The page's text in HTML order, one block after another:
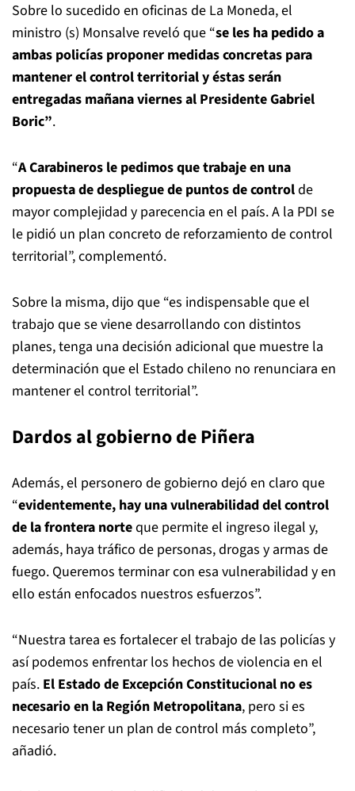
Sobre lo sucedido en oficinas de La Moneda, el
ministro (s) Monsalve reveló que “se les ha pedido a
ambas policías proponer medidas concretas para
mantener el control territorial y éstas serán
entregadas mañana viernes al Presidente Gabriel
Boric”.
“A Carabineros le pedimos que trabaje en una
propuesta de despliegue de puntos de controlde
mayor complejidad y parecencia en el país. A la PDI se
le pidió un plan concreto de reforzamiento de control
territorial”, complementó.
Sobre la misma, dijo que “es indispensable que el
trabajo que se viene desarrollando con distintos
planes, tenga una decisión adicional que muestre la
determinación que el Estado chileno no renunciara en
mantener el control territorial”.
Dardos al gobierno de Piñera
Además, el personero de gobierno dejó en claro que
“evidentemente, hay una vulnerabilidad del control
de la frontera norteque permite el ingreso ilegal y,
además, haya tráfico de personas, drogas y armas de
fuego. Queremos terminar con esa vulnerabilidad y en
ello están enfocados nuestros esfuerzos”.
“Nuestra tarea es fortalecer el trabajo de las policías y
así podemos enfrentar los hechos de violencia en el
país. El Estado de Excepción Constitucional no es
necesario en la Región Metropolitana, pero si es
necesario tener un plan de control más completo”,
añadió.